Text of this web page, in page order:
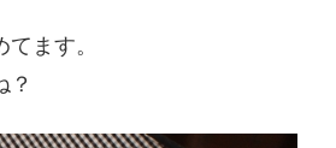
ます。
？